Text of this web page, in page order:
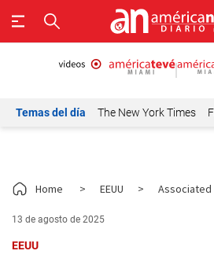
Temas del día The New York Times
Home > EEUU > Associated
13 de agosto de 2025
EEUU